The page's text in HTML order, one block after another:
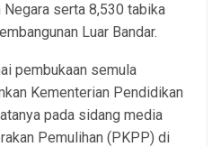
serta 8,530 tabika
Luar Bandar.
pembukaan semula
Kementerian Pendidikan
pada sidang media
Pemulihan (PKPP) di